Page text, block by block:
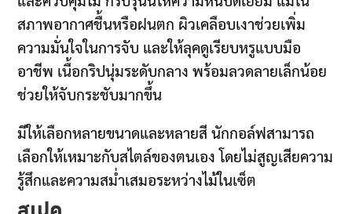
สภาพอากาศชื้นหรือฝนตก ผิวเคลือบเงาช่วยเพิ่ม
ความมั่นใจในการจับ และให้ลุคดูเรียบหรูแบบมือ
อาชีพ เนื้อกริปนุ่มระดับกลาง พร้อมลวดลายเล็กน้อย
ช่วยให้จับกระชับมากขึ้น
มีให้เลือกหลายขนาดและหลายสี นักกอล์ฟสามารถ
เลือกให้เหมาะกับสไตล์ของตนเอง โดยไม่สูญเสียความ
รู้สึกและความสม่ำเสมอระหว่างไม้ในเซ็ต